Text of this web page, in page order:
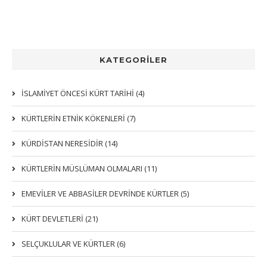
KATEGORİLER
İSLAMİYET ÖNCESİ KÜRT TARİHİ (4)
KÜRTLERIN ETNIK KÖKENLERI (7)
KÜRDİSTAN NERESİDİR (14)
KÜRTLERİN MÜSLÜMAN OLMALARI (11)
EMEVİLER VE ABBASİLER DEVRİNDE KÜRTLER (5)
KÜRT DEVLETLERİ (21)
SELÇUKLULAR VE KÜRTLER (6)